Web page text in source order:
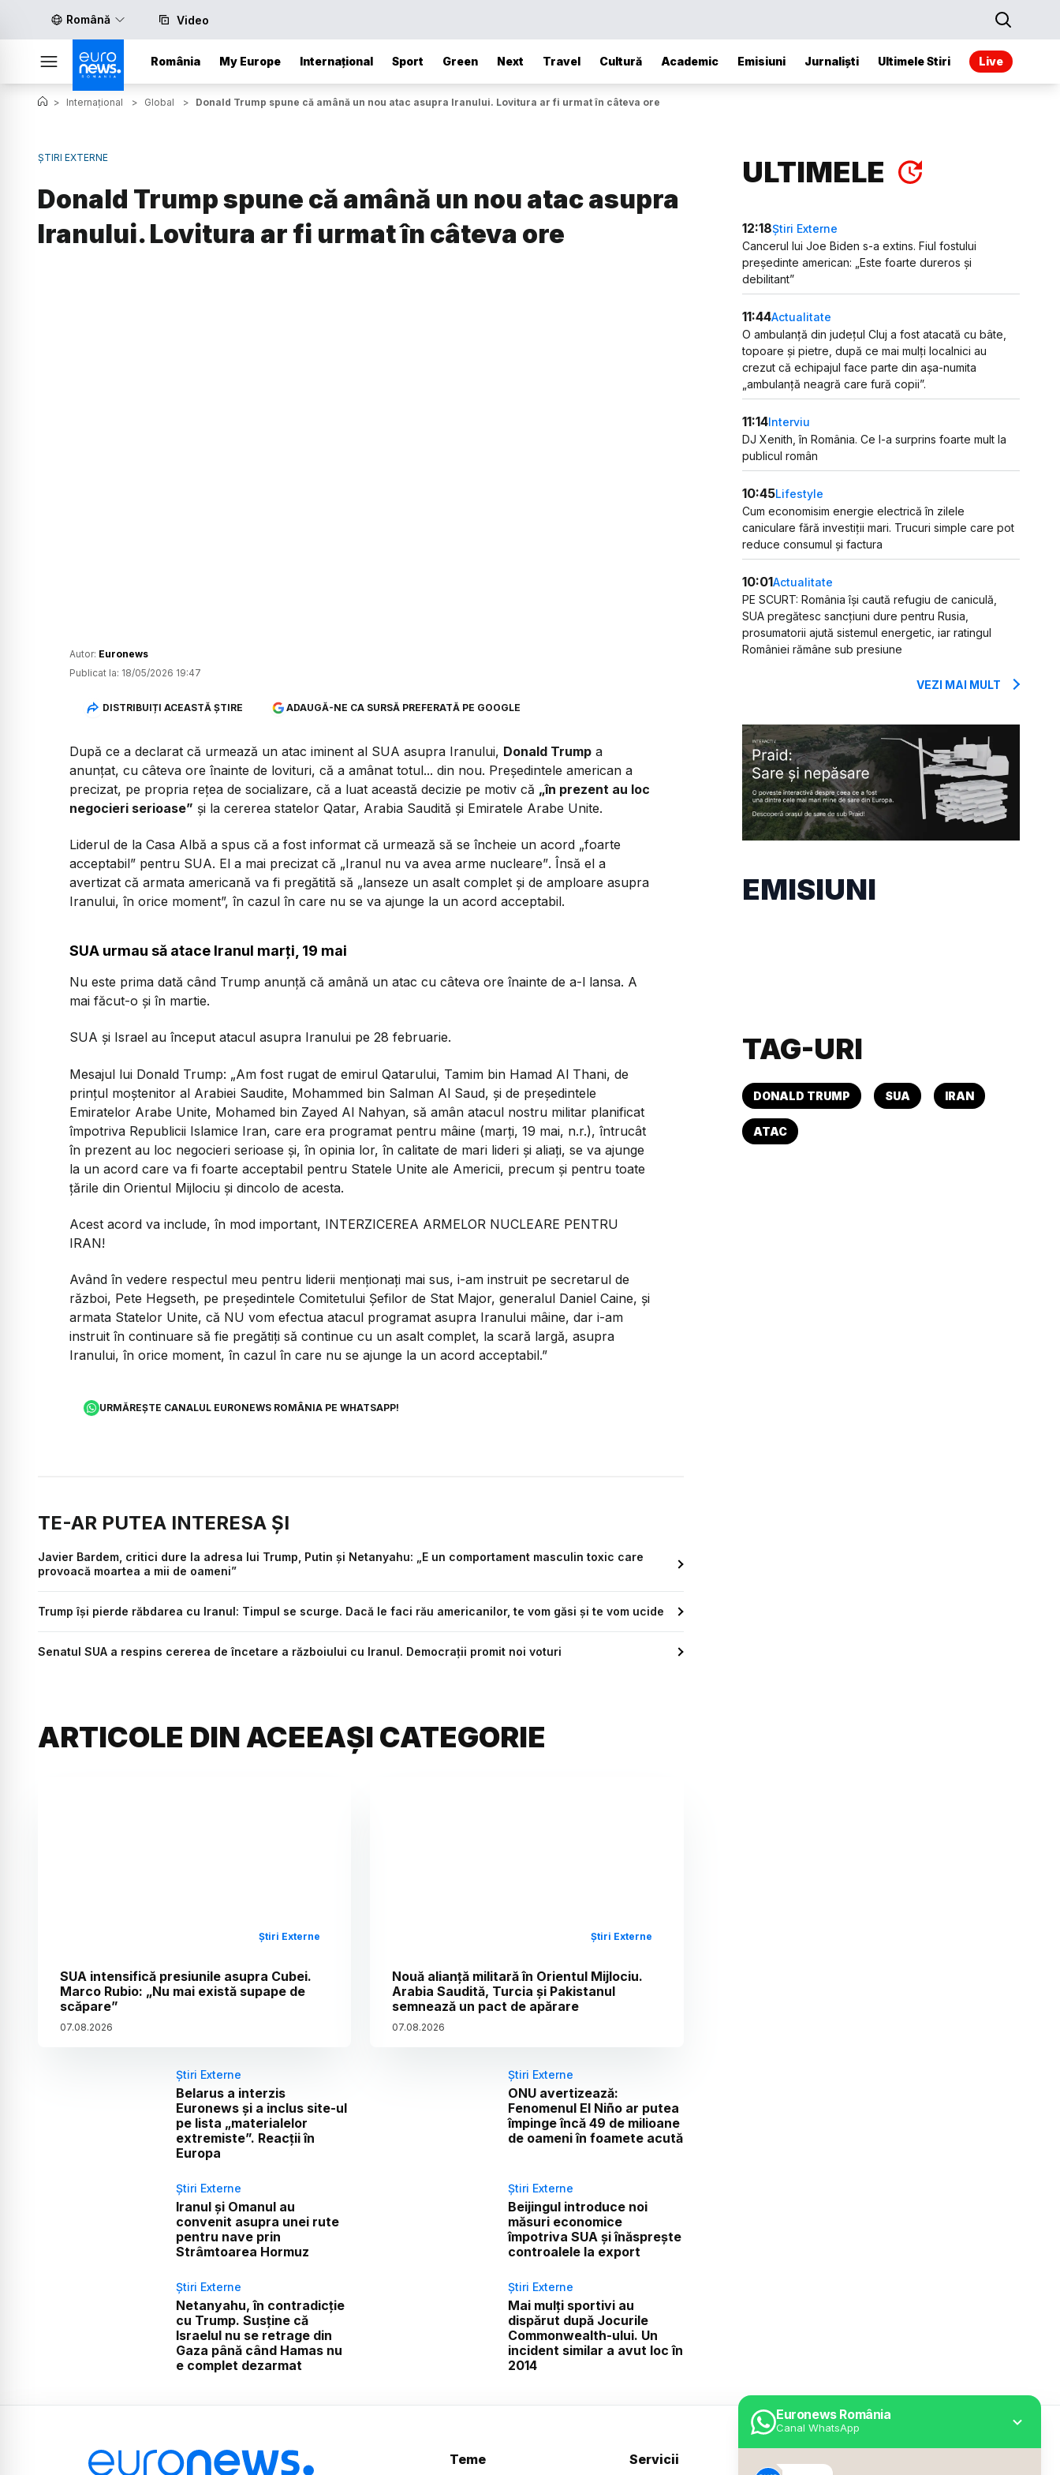
Română Video
România My Europe Internațional Sport Green Next Travel Cultură Academic Emisiuni Jurnaliști Ultimele Stiri Live
Euronews România
Canal WhatsApp
> Internațional > Global > Donald Trump spune că amână un nou atac asupra Iranului. Lovitura ar fi urmat în câteva ore
ȘTIRI EXTERNE
Donald Trump spune că amână un nou atac asupra
Iranului. Lovitura ar fi urmat în câteva ore
Autor: Euronews
Publicat la: 18/05/2026 19:47
DISTRIBUIȚI ACEASTĂ ȘTIRE ADAUGĂ-NE CA SURSĂ PREFERATĂ PE GOOGLE
După ce a declarat că urmează un atac iminent al SUA asupra Iranului, Donald Trump a
anunțat, cu câteva ore înainte de lovituri, că a amânat totul... din nou. Președintele american a
precizat, pe propria rețea de socializare, că a luat această decizie pe motiv că „în prezent au loc
negocieri serioase” și la cererea statelor Qatar, Arabia Saudită și Emiratele Arabe Unite.
Liderul de la Casa Albă a spus că a fost informat că urmează să se încheie un acord „foarte
acceptabil” pentru SUA. El a mai precizat că „Iranul nu va avea arme nucleare”. Însă el a
avertizat că armata americană va fi pregătită să „lanseze un asalt complet și de amploare asupra
Iranului, în orice moment”, în cazul în care nu se va ajunge la un acord acceptabil.
SUA urmau să atace Iranul marți, 19 mai
Nu este prima dată când Trump anunță că amână un atac cu câteva ore înainte de a-l lansa. A
mai făcut-o și în martie.
SUA și Israel au început atacul asupra Iranului pe 28 februarie.
Mesajul lui Donald Trump: „Am fost rugat de emirul Qatarului, Tamim bin Hamad Al Thani, de
prințul moștenitor al Arabiei Saudite, Mohammed bin Salman Al Saud, și de președintele
Emiratelor Arabe Unite, Mohamed bin Zayed Al Nahyan, să amân atacul nostru militar planificat
împotriva Republicii Islamice Iran, care era programat pentru mâine (marți, 19 mai, n.r.), întrucât
în prezent au loc negocieri serioase și, în opinia lor, în calitate de mari lideri și aliați, se va ajunge
la un acord care va fi foarte acceptabil pentru Statele Unite ale Americii, precum și pentru toate
țările din Orientul Mijlociu și dincolo de acesta.
Acest acord va include, în mod important, INTERZICEREA ARMELOR NUCLEARE PENTRU
IRAN!
Având în vedere respectul meu pentru liderii menționați mai sus, i-am instruit pe secretarul de
război, Pete Hegseth, pe președintele Comitetului Șefilor de Stat Major, generalul Daniel Caine, și
armata Statelor Unite, că NU vom efectua atacul programat asupra Iranului mâine, dar i-am
instruit în continuare să fie pregătiți să continue cu un asalt complet, la scară largă, asupra
Iranului, în orice moment, în cazul în care nu se ajunge la un acord acceptabil.”
URMĂREȘTE CANALUL EURONEWS ROMÂNIA PE WHATSAPP!
TE-AR PUTEA INTERESA ȘI
Javier Bardem, critici dure la adresa lui Trump, Putin și Netanyahu: „E un comportament masculin toxic care
provoacă moartea a mii de oameni”
Trump își pierde răbdarea cu Iranul: Timpul se scurge. Dacă le faci rău americanilor, te vom găsi și te vom ucide
Senatul SUA a respins cererea de încetare a războiului cu Iranul. Democrații promit noi voturi
ARTICOLE DIN ACEEAȘI CATEGORIE
Știri Externe
SUA intensifică presiunile asupra Cubei.
Marco Rubio: „Nu mai există supape de
scăpare”
07.08.2026
Știri Externe
Nouă alianță militară în Orientul Mijlociu.
Arabia Saudită, Turcia și Pakistanul
semnează un pact de apărare
07.08.2026
Știri Externe
Belarus a interzis
Euronews și a inclus site-ul
pe lista „materialelor
extremiste”. Reacții în
Europa
Știri Externe
ONU avertizează:
Fenomenul El Niño ar putea
împinge încă 49 de milioane
de oameni în foamete acută
Știri Externe
Iranul și Omanul au
convenit asupra unei rute
pentru nave prin
Strâmtoarea Hormuz
Știri Externe
Beijingul introduce noi
măsuri economice
împotriva SUA și înăsprește
controalele la export
Știri Externe
Netanyahu, în contradicție
cu Trump. Susține că
Israelul nu se retrage din
Gaza până când Hamas nu
e complet dezarmat
Știri Externe
Mai mulți sportivi au
dispărut după Jocurile
Commonwealth-ului. Un
incident similar a avut loc în
2014
ULTIMELE
12:18Știri Externe
Cancerul lui Joe Biden s-a extins. Fiul fostului
președinte american: „Este foarte dureros și
debilitant”
11:44Actualitate
O ambulanță din județul Cluj a fost atacată cu bâte,
topoare și pietre, după ce mai mulți localnici au
crezut că echipajul face parte din așa-numita
„ambulanță neagră care fură copii”.
11:14Interviu
DJ Xenith, în România. Ce l-a surprins foarte mult la
publicul român
10:45Lifestyle
Cum economisim energie electrică în zilele
caniculare fără investiții mari. Trucuri simple care pot
reduce consumul și factura
10:01Actualitate
PE SCURT: România își caută refugiu de caniculă,
SUA pregătesc sancțiuni dure pentru Rusia,
prosumatorii ajută sistemul energetic, iar ratingul
României rămâne sub presiune
VEZI MAI MULT
EMISIUNI
TAG-URI
DONALD TRUMP SUA IRAN
ATAC
Teme Servicii